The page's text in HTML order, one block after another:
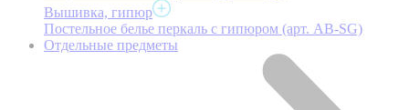
Вышивка, гипюр
Постельное белье перкаль с гипюром (арт. AB-SG)
Отдельные предметы